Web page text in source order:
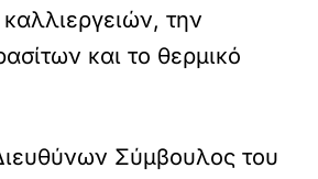
την
και το θερμικό
Σύμβουλος του